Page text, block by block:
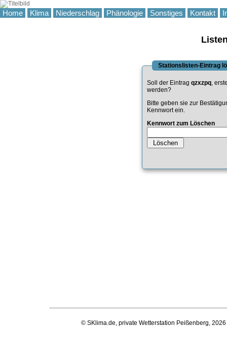
Home Klima Niederschlag Phänologie Sonstiges Kontakt
Stationslisten-Eintrag
Soll der Eintrag qzxzpq,
werden?
Bitte geben sie zur
Kennwort ein.
Kennwort zum Löschen
© SKlima.de, private Wetterstation Peißenberg,